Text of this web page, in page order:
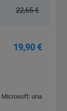
22,65 €
19,90 €
Microsoft: una